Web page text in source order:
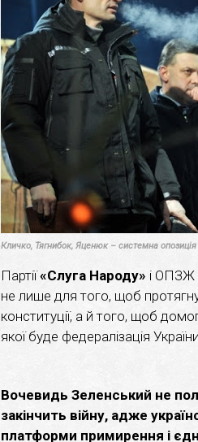
Кличко, Тягнибок, Яценюк – системна
Партії«Слуга Народу» і ОПЗЖ
не лише для того, щоб
конституції, а й того, щоб
якої буде федералізація України.
Вочевидь Зеленський не
закінчить війну, адже
платформи примирення і